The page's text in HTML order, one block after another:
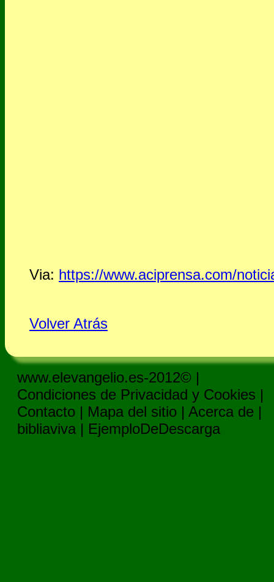
Via: https://www.aciprensa.com/
Volver Atrás
www.elevangelio.es-2012© |
Condiciones de Privacidad y Cookies |
Contacto | Mapa del sitio | Acerca de |
bibliaviva | EjemploDeDescarga